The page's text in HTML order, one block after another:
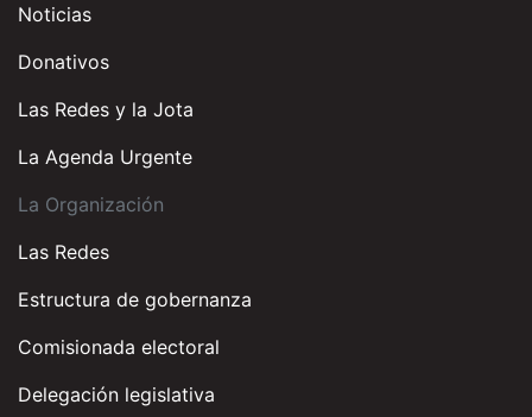
Noticias
Donativos
Las Redes y la Jota
La Agenda Urgente
La Organización
Las Redes
Estructura de gobernanza
Comisionada electoral
Delegación legislativa